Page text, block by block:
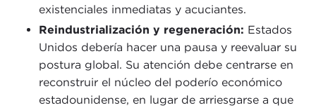
existenciales inmediatas y acuciantes.
Reindustrialización y regeneración: Estados
Unidos debería hacer una pausa y reevaluar su
postura global. Su atención debe centrarse en
reconstruir el núcleo del poderío económico
estadounidense, en lugar de arriesgarse a que